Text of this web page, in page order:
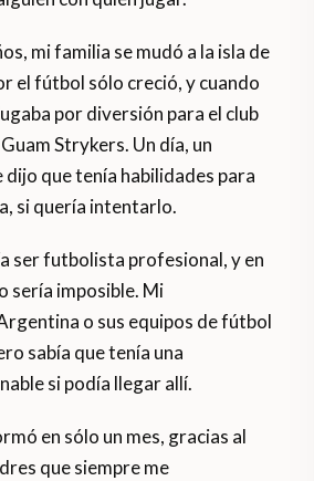
mi familia se mudó a la isla de
el fútbol sólo creció, y cuando
por diversión para el club
Strykers. Un día, un
que tenía habilidades para
si quería intentarlo.
ser futbolista profesional, y en
sería imposible. Mi
o sus equipos de fútbol
sabía que tenía una
si podía llegar allí.
en sólo un mes, gracias al
que siempre me